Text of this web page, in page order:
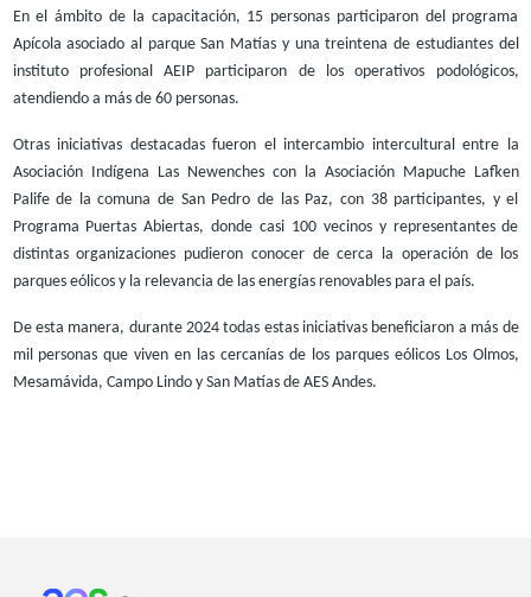
En el ámbito de la capacitación, 15 personas participaron del programa
Apícola asociado al parque San Matías y una treintena de estudiantes del
instituto profesional AEIP participaron de los operativos podológicos,
atendiendo a más de 60 personas.
Otras iniciativas destacadas fueron el intercambio intercultural entre la
Asociación Indígena Las Newenches con la Asociación Mapuche Lafken
Palife de la comuna de San Pedro de las Paz, con 38 participantes, y el
Programa Puertas Abiertas, donde casi 100 vecinos y representantes de
distintas organizaciones pudieron conocer de cerca la operación de los
parques eólicos y la relevancia de las energías renovables para el país.
De esta manera, durante 2024 todas estas iniciativas beneficiaron a más de
mil personas que viven en las cercanías de los parques eólicos Los Olmos,
Mesamávida, Campo Lindo y San Matías de AES Andes.